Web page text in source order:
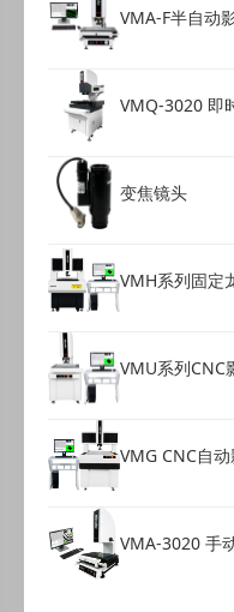
VMA-F半自动
VMQ-3020 即
变焦镜头
VMH系列固定
VMU系列CNC
VMG CNC自
VMA-3020 手